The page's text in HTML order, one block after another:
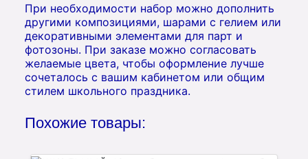
При необходимости набор можно дополнить
другими композициями, шарами с гелием или
декоративными элементами для парт и
фотозоны. При заказе можно согласовать
желаемые цвета, чтобы оформление лучше
сочеталось с вашим кабинетом или общим
стилем школьного праздника.
Похожие товары: